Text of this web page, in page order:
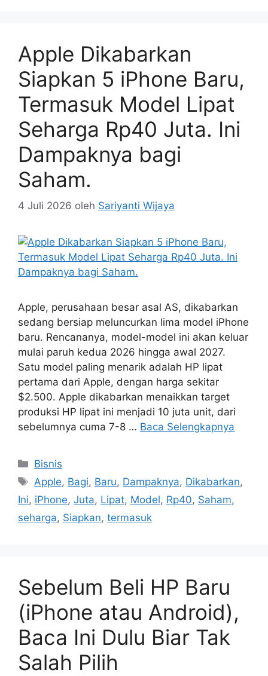
Apple Dikabarkan
Siapkan 5 iPhone Baru,
Termasuk Model Lipat
Seharga Rp40 Juta. Ini
Dampaknya bagi
Saham.
4 Juli 2026 oleh Sariyanti Wijaya
Apple, perusahaan besar asal AS, dikabarkan
sedang bersiap meluncurkan lima model iPhone
baru. Rencananya, model-model ini akan keluar
mulai paruh kedua 2026 hingga awal 2027.
Satu model paling menarik adalah HP lipat
pertama dari Apple, dengan harga sekitar
$2.500. Apple dikabarkan menaikkan target
produksi HP lipat ini menjadi 10 juta unit, dari
sebelumnya cuma 7-8 … Baca Selengkapnya
Kategori
Bisnis
Tag
Apple, Bagi, Baru, Dampaknya, Dikabarkan,
Ini, iPhone, Juta, Lipat, Model, Rp40, Saham,
seharga, Siapkan, termasuk
Sebelum Beli HP Baru
(iPhone atau Android),
Baca Ini Dulu Biar Tak
Salah Pilih